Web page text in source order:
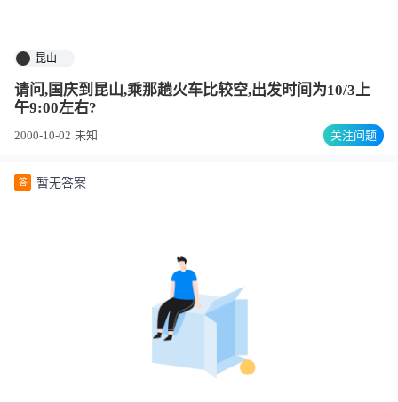
昆山
请问,国庆到昆山,乘那趟火车比较空,出发时间为10/3上
午9:00左右?
2000-10-02 未知 关注问题
答 暂无答案